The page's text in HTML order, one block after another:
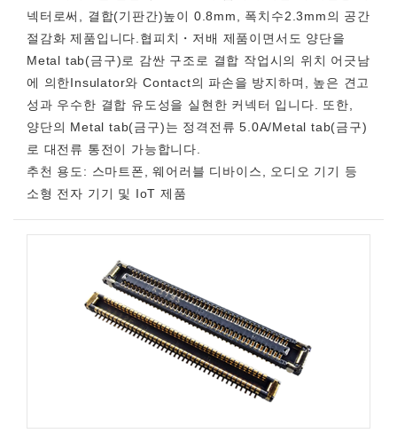
넥터로써, 결합(기판간)높이 0.8mm, 폭치수2.3mm의 공간
절감화 제품입니다.협피치・저배 제품이면서도 양단을
Metal tab(금구)로 감싼 구조로 결합 작업시의 위치 어긋남
에 의한Insulator와 Contact의 파손을 방지하며, 높은 견고
성과 우수한 결합 유도성을 실현한 커넥터 입니다. 또한,
양단의 Metal tab(금구)는 정격전류 5.0A/Metal tab(금구)
로 대전류 통전이 가능합니다.
추천 용도: 스마트폰, 웨어러블 디바이스, 오디오 기기 등
소형 전자 기기 및 IoT 제품